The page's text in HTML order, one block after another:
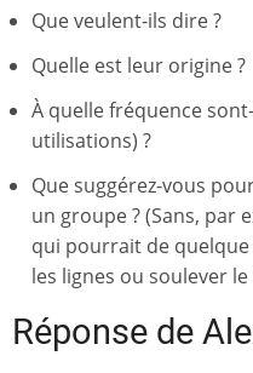
Que veulent-ils dire ?
Quelle est leur origine ?
À quelle fréquence
utilisations) ?
Que suggérez-vous
un groupe ? (Sans, par
qui pourrait de
les lignes ou soulever le
Réponse de